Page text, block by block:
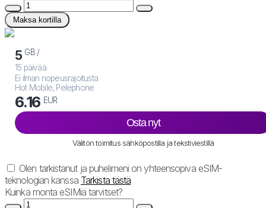
Maksa kortilla
5 GB /
15 päivää
Ei ilman nopeusrajoitusta
Hot Mobile, Pelephone
6.16 EUR
Osta nyt
Välitön toimitus sähköpostilla ja tekstiviestillä
Olen tarkistanut ja puhelimeni on yhteensopiva eSIM-
teknologian kanssa Tarkista tästä
Kuinka monta eSIMiä tarvitset?